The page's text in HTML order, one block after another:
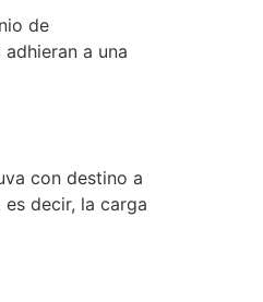
de
a una
con destino a
decir, la carga